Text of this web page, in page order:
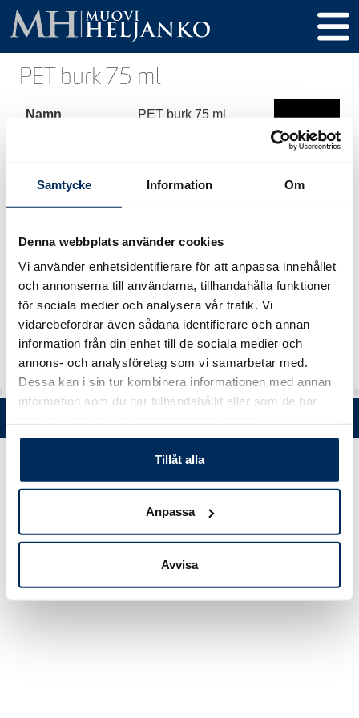
Samtycke Information Om
Denna webbplats använder cookies
Vi använder enhetsidentifierare för att anpassa innehållet
och annonserna till användarna, tillhandahålla funktioner
för sociala medier och analysera vår trafik. Vi
vidarebefordrar även sådana identifierare och annan
information från din enhet till de sociala medier och
annons- och analysföretag som vi samarbetar med.
Dessa kan i sin tur kombinera informationen med annan
information som du har tillhandahållit eller som de har
Tillåt alla
Anpassa
Avvisa
PET burk 75 ml
Namn PET burk 75 ml
Volym 75 ml
Höjd 83 mm
Diameter 43 mm
Gänga / Kork 38 mm 3-start
Material PET, rPET
Tel. +358 (0)19 5215 200 • Mustanlähteentie 5, FIN 07230 Askola •